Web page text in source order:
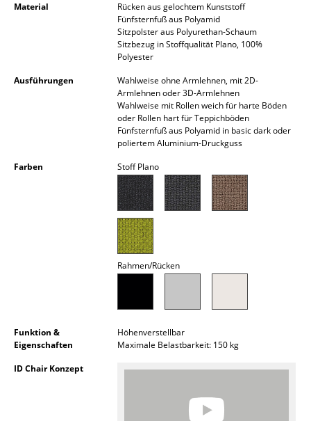
Nachttische & Bettzubehör
Aufbewahrungsboxen
Teppiche
Vorhänge
Material
Rücken aus gelochtem Kunststoff
Fünfsternfuß aus Polyamid
Sitzpolster aus Polyurethan-Schaum
Sitzbezug in Stoffqualität Plano, 100%
Polyester
Ausführungen
Wahlweise ohne Armlehnen, mit 2D-
Armlehnen oder 3D-Armlehnen
Wahlweise mit Rollen weich für harte Böden
oder Rollen hart für Teppichböden
Fünfsternfuß aus Polyamid in basic dark oder
poliertem Aluminium-Druckguss
Farben
Stoff Plano
Rahmen/Rücken
Funktion &
Eigenschaften
Höhenverstellbar
Maximale Belastbarkeit: 150 kg
ID Chair Konzept